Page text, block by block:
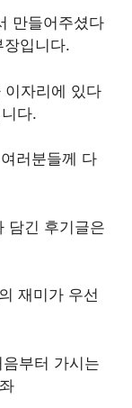
만들어주셨다
입니다.
자리에 있다
다.
러분들께 다
담긴 후기글은
재미가 우선
부터 가시는